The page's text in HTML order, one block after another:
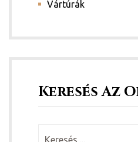
Vártúrák
Keresés Az